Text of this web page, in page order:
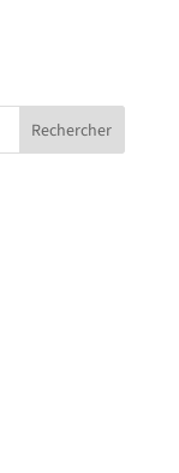
Rechercher